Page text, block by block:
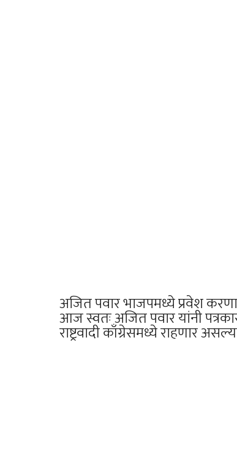
अजित पवार भाजपमध्ये प्रवेश
आज स्वतः अजित पवार यांनी
राष्ट्रवादी काँग्रेसमध्ये राहणार